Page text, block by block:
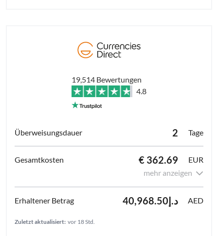
19,514 Bewertungen
4.8
2 Tage
€ 362.69
EUR
mehr anzeigen
د.إ40,968.50 AED
Zuletzt aktualisiert: vor 18 Std.